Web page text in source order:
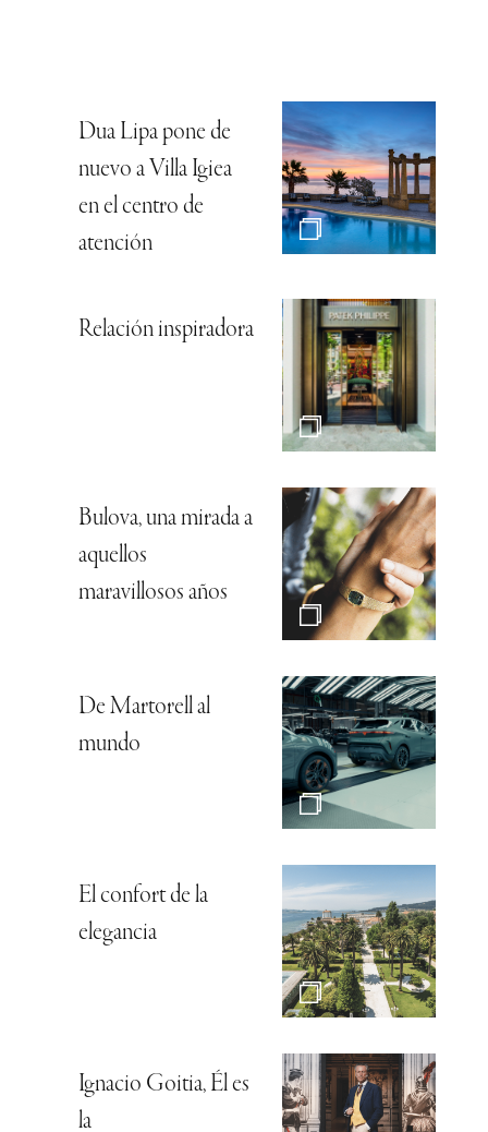
Dua Lipa pone de
nuevo a Villa Igiea
en el centro de
atención
Relación inspiradora
Bulova, una mirada a
aquellos
maravillosos años
De Martorell al
mundo
El confort de la
elegancia
Ignacio Goitia, Él es
la